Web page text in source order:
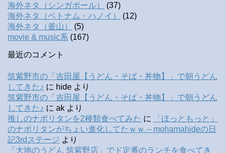
海外ネタ（シンガポール）
(37)
海外ネタ（ベトナム・ハノイ）
(12)
海外ネタ（釜山）
(5)
movie & music系 (167)
最近のコメント
筑紫野市の「吉田屋【うどん・そば・丼物】」で朝うどん
してきた♪ に hide より
筑紫野市の「吉田屋【うどん・そば・丼物】」で朝うどん
してきた♪ に ak より
推しのナポリタンを2種類食べてみた に
「ほっともっと」
のナポリタンがちょい進化してたｗｗ – mohamahideの日
記3rdステージ より
「大地のうどん 筑紫野店」でド定番のランチを食べてき